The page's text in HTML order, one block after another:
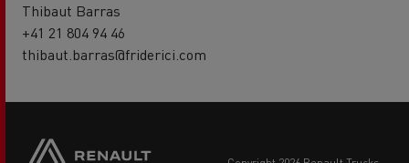
Thibaut Barras
+41 21 804 94 46
thibaut.barras@friderici.com